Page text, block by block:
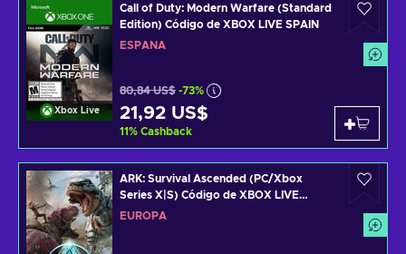
Xbox Live
Call of Duty: Modern Warfare (Standard
Edition) Código de XBOX LIVE SPAIN
ESPAÑA
80,84 US$ -73%
21,92 US$
11% Cashback
ARK: Survival Ascended (PC/Xbox
Series X|S) Código de XBOX LIVE
EUROPE
EUROPA